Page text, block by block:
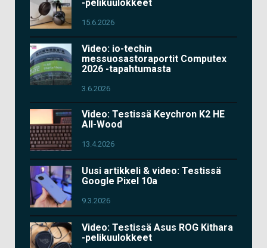
-pelikuulokkeet
15.6.2026
Video: io-techin
messuosastoraportit Computex
2026 -tapahtumasta
3.6.2026
Video: Testissä Keychron K2 HE
All-Wood
13.4.2026
Uusi artikkeli & video: Testissä
Google Pixel 10a
9.3.2026
Video: Testissä Asus ROG Kithara
-pelikuulokkeet